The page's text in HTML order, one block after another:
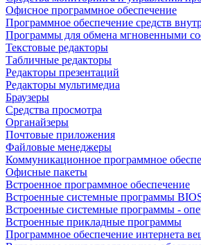
Офисное программное обеспечение
Программное обеспечение средств
Программы для обмена мгновенными
Текстовые редакторы
Табличные редакторы
Редакторы презентаций
Редакторы мультимедиа
Браузеры
Средства просмотра
Органайзеры
Почтовые приложения
Файловые менеджеры
Коммуникационное программное
Офисные пакеты
Встроенное программное обеспечение
Встроенные системные программы
Встроенные системные программы -
Встроенные прикладные программы
Программное обеспечение интернета